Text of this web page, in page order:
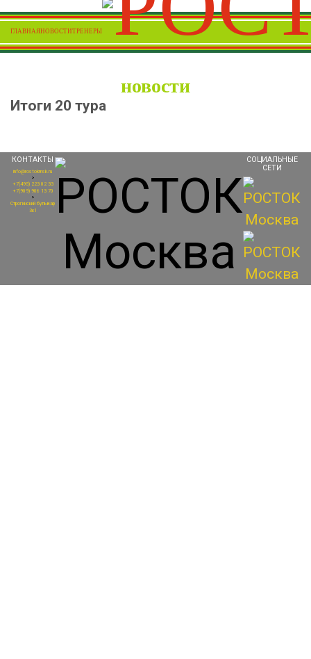
ГЛАВНАЯНОВОСТИТРЕНЕРЫ
новости
Итоги 20 тура
КОНТАКТЫ
info@rostokmsk.ru
>
+7(495) 223 02 33
+7(909) 906 13 70
>
Строгинский бульвар
3к1
СОЦИАЛЬНЫЕ
СЕТИ